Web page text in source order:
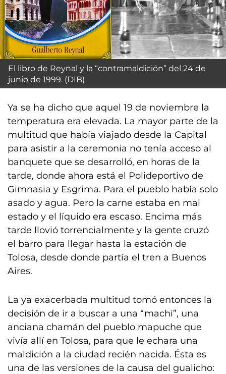
El libro de Reynal y la “contramaldición” del 24 de
junio de 1999. (DIB)
Ya se ha dicho que aquel 19 de noviembre la
temperatura era elevada. La mayor parte de la
multitud que había viajado desde la Capital
para asistir a la ceremonia no tenía acceso al
banquete que se desarrolló, en horas de la
tarde, donde ahora está el Polideportivo de
Gimnasia y Esgrima. Para el pueblo había solo
asado y agua. Pero la carne estaba en mal
estado y el líquido era escaso. Encima más
tarde llovió torrencialmente y la gente cruzó
el barro para llegar hasta la estación de
Tolosa, desde donde partía el tren a Buenos
Aires.
La ya exacerbada multitud tomó entonces la
decisión de ir a buscar a una “machi”, una
anciana chamán del pueblo mapuche que
vivía allí en Tolosa, para que le echara una
maldición a la ciudad recién nacida. Ésta es
una de las versiones de la causa del gualicho: